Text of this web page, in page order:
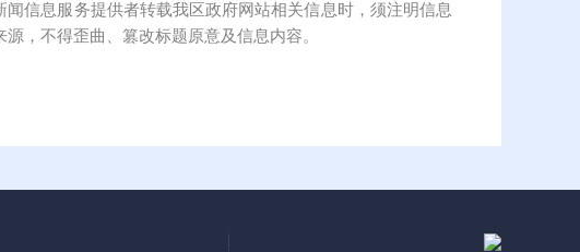
闻信息服务提供者转载我区政府网站相关信息时，须注明信息
源，不得歪曲、篡改标题原意及信息内容。